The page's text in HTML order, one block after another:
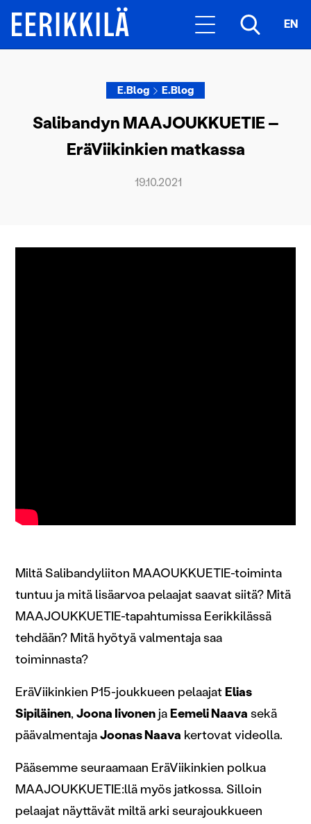
EN
E.Blog E.Blog
Salibandyn MAAJOUKKUETIE –
EräViikinkien matkassa
19.10.2021
Miltä Salibandyliiton MAAOUKKUETIE-toiminta
tuntuu ja mitä lisäarvoa pelaajat saavat siitä? Mitä
MAAJOUKKUETIE-tapahtumissa Eerikkilässä
tehdään? Mitä hyötyä valmentaja saa
toiminnasta?
EräViikinkien P15-joukkueen pelaajatElias
Sipiläinen,Joona IivonenjaEemeli Naava sekä
päävalmentajaJoonas Naava kertovat videolla.
Pääsemme seuraamaan EräViikinkien polkua
MAAJOUKKUETIE:llä myös jatkossa. Silloin
pelaajat näyttävät miltä arki seurajoukkueen